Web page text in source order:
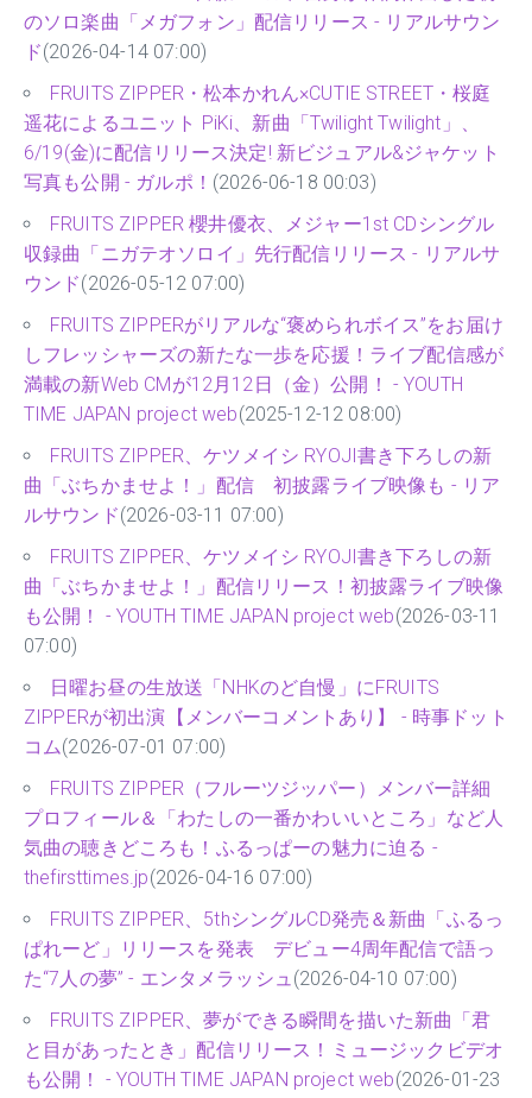
のソロ楽曲「メガフォン」配信リリース - リアルサウン
ド(2026-04-14 07:00)
FRUITS ZIPPER・松本かれん×CUTIE STREET・桜庭
遥花によるユニット PiKi、新曲「Twilight Twilight」、
6/19(金)に配信リリース決定! 新ビジュアル&ジャケット
写真も公開 - ガルポ！ (2026-06-18 00:03)
FRUITS ZIPPER 櫻井優衣、メジャー1st CDシングル
収録曲「ニガテオソロイ」先行配信リリース - リアルサ
ウンド(2026-05-12 07:00)
FRUITS ZIPPERがリアルな“褒められボイス”をお届け
しフレッシャーズの新たな一歩を応援！ライブ配信感が
満載の新Web CMが12月12日（金）公開！ - YOUTH
TIME JAPAN project web(2025-12-12 08:00)
FRUITS ZIPPER、ケツメイシ RYOJI書き下ろしの新
曲「ぶちかませよ！」配信 初披露ライブ映像も - リア
ルサウンド(2026-03-11 07:00)
FRUITS ZIPPER、ケツメイシ RYOJI書き下ろしの新
曲「ぶちかませよ！」配信リリース！初披露ライブ映像
も公開！ - YOUTH TIME JAPAN project web(2026-03-11
07:00)
日曜お昼の生放送「NHKのど自慢」にFRUITS
ZIPPERが初出演【メンバーコメントあり】 - 時事ドット
コム(2026-07-01 07:00)
FRUITS ZIPPER（フルーツジッパー）メンバー詳細
プロフィール＆「わたしの一番かわいいところ」など人
気曲の聴きどころも！ふるっぱーの魅力に迫る -
thefirsttimes.jp(2026-04-16 07:00)
FRUITS ZIPPER、5thシングルCD発売＆新曲「ふるっ
ぱれーど」リリースを発表 デビュー4周年配信で語っ
た“7人の夢” - エンタメラッシュ(2026-04-10 07:00)
FRUITS ZIPPER、夢ができる瞬間を描いた新曲「君
と目があったとき」配信リリース！ミュージックビデオ
も公開！ - YOUTH TIME JAPAN project web(2026-01-23